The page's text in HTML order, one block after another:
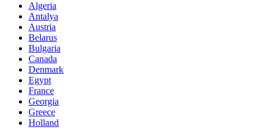
Algeria
Antalya
Austria
Belarus
Bulgaria
Canada
Denmark
Egypt
France
Georgia
Greece
Holland